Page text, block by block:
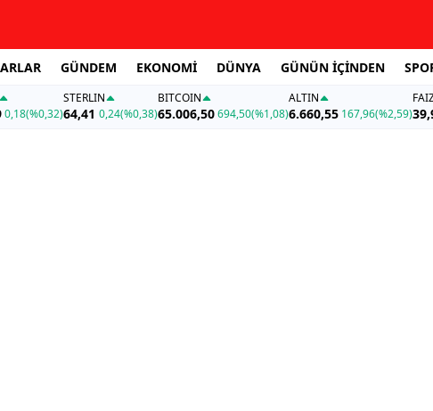
GÜNDEM EKONOMİ DÜNYA GÜNÜN İÇİNDEN
0,18(%0,32)
STERLIN
64,41 0,24(%0,38)
BITCOIN
65.006,50694,50(%1,08)
ALTIN
6.660,55 167,96(%2,59)